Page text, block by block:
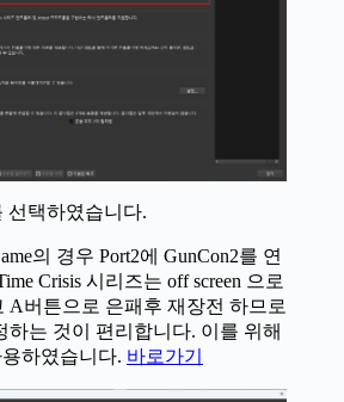
선택하였습니다.
의 경우 Port2에 GunCon2를 연
Crisis 시리즈는 off screen 으로
A버튼으로 은패후 재장전 하므로
하는 것이 편리합니다. 이를 위해
하였습니다. 바로가기